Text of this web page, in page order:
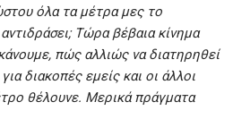
όλα τα μέτρα μες το
Τώρα βέβαια κίνημα
πώς αλλιώς να διατηρηθεί
διακοπές εμείς και οι άλλοι
θέλουνε. Μερικά πράγματα